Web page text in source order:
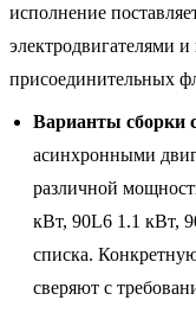
исполнение
электродвигателями
присоединительных
Варианты сборки
асинхронными
различной
кВт, 90L6 1.1 кВт,
списка.
сверяют с